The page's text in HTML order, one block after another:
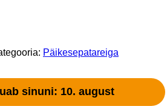
Päikesepatareiga
sinuni: 10. august